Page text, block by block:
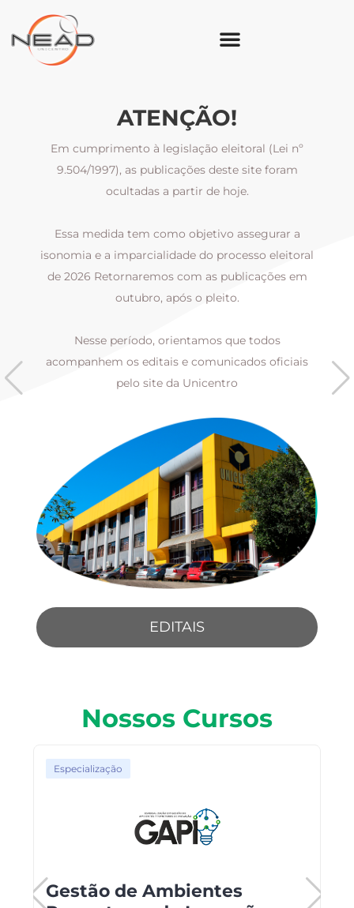
ATENÇÃO!
Em cumprimento à legislação eleitoral (Lei nº
9.504/1997), as publicações deste site foram
ocultadas a partir de hoje.
Essa medida tem como objetivo assegurar a
isonomia e a imparcialidade do processo eleitoral
de 2026 Retornaremos com as publicações em
outubro, após o pleito.
Nesse período, orientamos que todos
acompanhem os editais e comunicados oficiais
pelo site da Unicentro
EDITAIS
Nossos Cursos
Especialização
Gestão de Ambientes